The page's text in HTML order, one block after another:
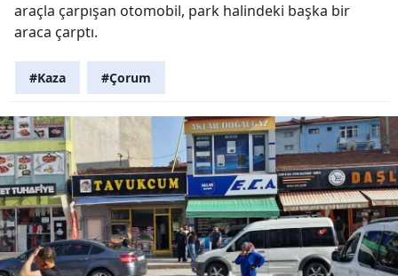
araçla çarpışan otomobil, park halindeki başka bir
araca çarptı.
#Kaza #Çorum